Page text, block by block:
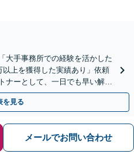
大手事務所での経験を活かした
上を獲得した実績あり」依頼
ーとして、一日でも早い解決
・夜間相談可】
を見る
メールでお問い合わせ